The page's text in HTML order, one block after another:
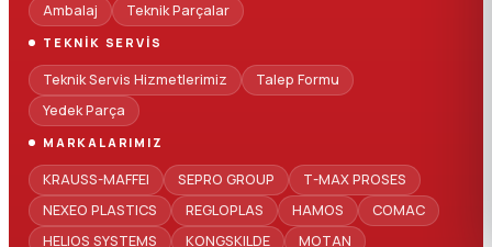
Ambalaj
Teknik Parçalar
TEKNIK SERVIS
Teknik Servis Hizmetlerimiz
Talep Formu
Yedek Parça
MARKALARIMIZ
KRAUSS-MAFFEI SEPRO GROUP
T-MAX PROSES
NEXEO PLASTICS
REGLOPLAS HAMOS
COMAC
HELIOS SYSTEMS
KONGSKILDE MOTAN